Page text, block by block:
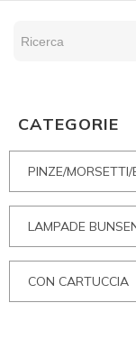
CATEGORIE